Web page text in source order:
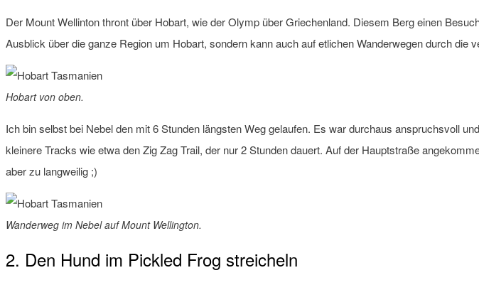
Der Mount Wellinton thront über Hobart, wie der Olymp über Griechenland. Diesem Berg einen
Ausblick über die ganze Region um Hobart, sondern kann auch auf etlichen Wanderwegen durch
Hobart von oben.
Ich bin selbst bei Nebel den mit 6 Stunden längsten Weg gelaufen. Es war durchaus anspruchsvoll
kleinere Tracks wie etwa den Zig Zag Trail, der nur 2 Stunden dauert. Auf der Hauptstraße
aber zu langweilig ;)
Wanderweg im Nebel auf Mount Wellington.
2. Den Hund im Pickled Frog streicheln